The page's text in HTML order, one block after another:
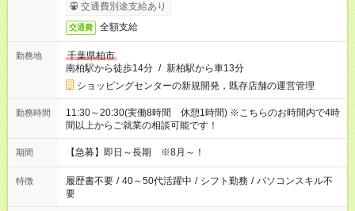
交通費別途支給あり
交通費 全額支給
勤務地
千葉県柏市
南柏駅から徒歩14分 / 新柏駅から車13分
ショッピングセンターの新規開発，既存店舗の運営管理
勤務時間
11:30～20:30(実働8時間 休憩1時間) ※こちらのお時間内で4時
間以上からご就業の相談可能です！
期間 【急募】即日～長期 ※8月～！
特徴 履歴書不要 / 40～50代活躍中 / シフト勤務 / パソコンスキル不
要